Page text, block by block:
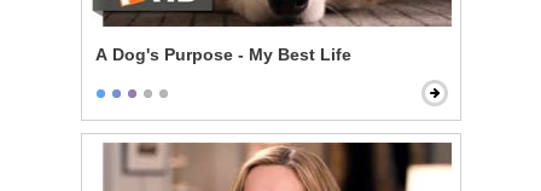
A Dog's Purpose - My Best Life